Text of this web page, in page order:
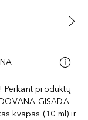
Perkant produktų
GISADA
kvapas (10 ml) ir